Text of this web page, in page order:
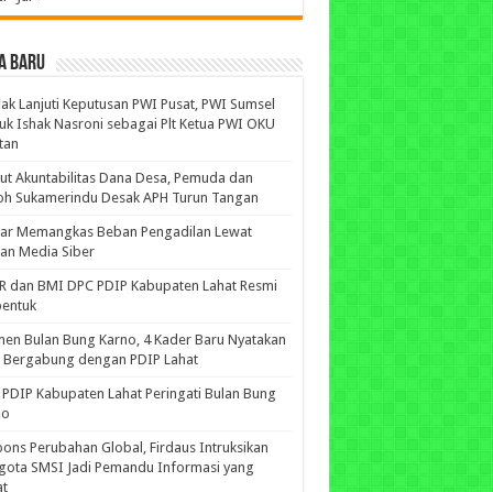
BARU
Lanjuti Keputusan PWI Pusat, PWI Sumsel
Ishak Nasroni sebagai Plt Ketua PWI OKU
Akuntabilitas Dana Desa, Pemuda dan
Sukamerindu Desak APH Turun Tangan
Memangkas Beban Pengadilan Lewat
Media Siber
dan BMI DPC PDIP Kabupaten Lahat Resmi
Bulan Bung Karno, 4 Kader Baru Nyatakan
Bergabung dengan PDIP Lahat
PDIP Kabupaten Lahat Peringati Bulan Bung
Perubahan Global, Firdaus Intruksikan
SMSI Jadi Pemandu Informasi yang